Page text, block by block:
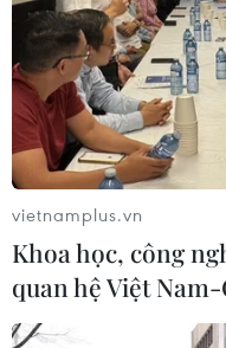
Lần đầu tổ chức
blockchain tại
vietnamplus.vn
Khoa học, công
quan hệ Việt